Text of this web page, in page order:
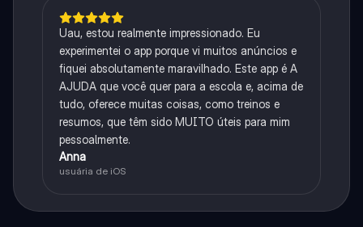
Uau, estou realmente impressionado. Eu
experimentei o app porque vi muitos anúncios e
fiquei absolutamente maravilhado. Este app é A
AJUDA que você quer para a escola e, acima de
tudo, oferece muitas coisas, como treinos e
resumos, que têm sido MUITO úteis para mim
pessoalmente.
Anna
usuária de iOS